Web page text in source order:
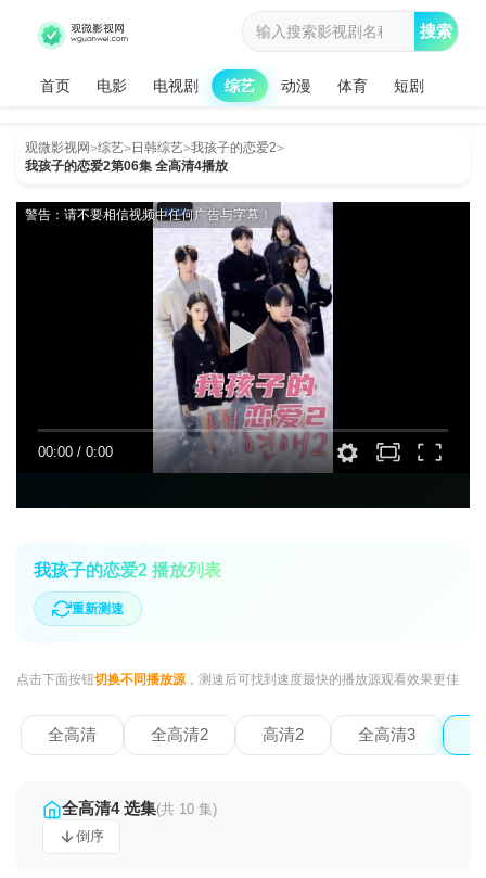
首页 电影 电视剧 综艺 动漫 体育 短剧
搜索
观微影视网>综艺>日韩综艺>我孩子的恋爱2>
我孩子的恋爱2第06集 全高清4播放
00:00 / 0:00
警告：请不要相信视频中任何广告与字幕！
我孩子的恋爱2 播放列表
重新测速
点击下面按钮切换不同播放源，测速后可找到速度最快的播放源观看效果更佳
全高清 全高清2 高清2 全高清3
全高清4 选集(共 10 集)
倒序